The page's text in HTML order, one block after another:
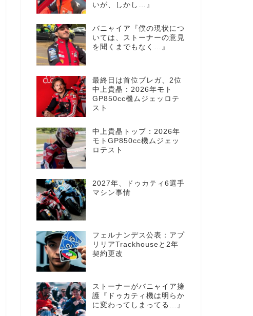
いが、しかし…』
バニャイア『僕の現状につ
いては、ストーナーの意見
を聞くまでもなく…』
最終日は首位ブレガ、2位
中上貴晶：2026年モト
GP850cc機ムジェッロテ
スト
中上貴晶トップ：2026年
モトGP850cc機ムジェッ
ロテスト
2027年、ドゥカティ6選手
マシン事情
フェルナンデス公表：アプ
リリアTrackhouseと2年
契約更改
ストーナーがバニャイア擁
護『ドゥカティ機は明らか
に変わってしまってる…』